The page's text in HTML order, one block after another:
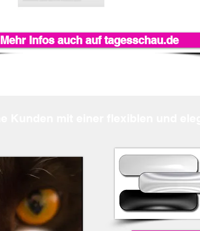
Mehr Infos auch auf tagesschau.de